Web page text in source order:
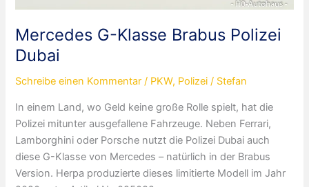
Mercedes G-Klasse Brabus Polizei
Dubai
Schreibe einen Kommentar / PKW, Polizei / Stefan
In einem Land, wo Geld keine große Rolle spielt, hat die
Polizei mitunter ausgefallene Fahrzeuge. Neben Ferrari,
Lamborghini oder Porsche nutzt die Polizei Dubai auch
diese G-Klasse von Mercedes – natürlich in der Brabus
Version. Herpa produzierte dieses limitierte Modell im Jahr